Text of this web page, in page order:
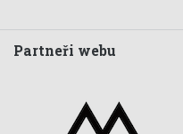
Partneři webu